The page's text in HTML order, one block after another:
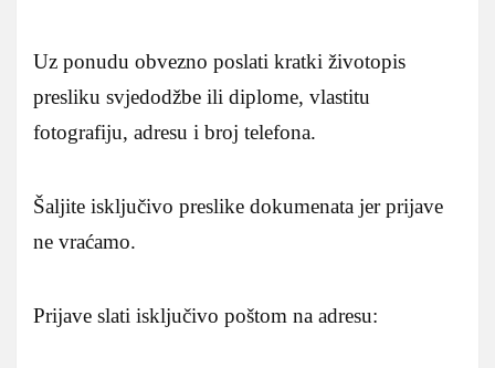
Uz ponudu obvezno poslati kratki životopis
presliku svjedodžbe ili diplome, vlastitu
fotografiju, adresu i broj telefona.
Šaljite isključivo preslike dokumenata jer prijave
ne vraćamo.
Prijave slati isključivo poštom na adresu: